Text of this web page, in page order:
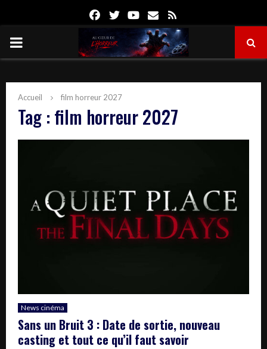
FacebookTwitterYoutube
Email
PRIMARY
Accueil film horreur 2027
Tag : film horreur 2027
News cinéma
Sans un Bruit 3 : Date de sortie, nouveau
casting et tout ce qu’il faut savoir